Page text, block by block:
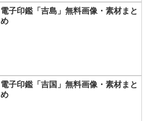
電子印鑑「吉島」無料画像・素材まと
め
電子印鑑「吉国」無料画像・素材まと
め